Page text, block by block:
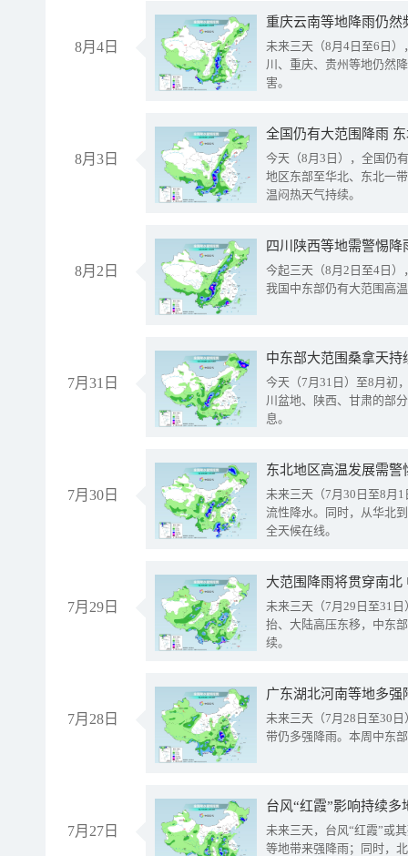
8月4日
重庆云南等地降雨仍然
未来三天（8月4日至6日
川、重庆、贵州等地仍然
害。
8月3日
全国仍有大范围降雨
今天（8月3日），全国仍
地区东部至华北、东北一
温闷热天气持续。
8月2日
今起三天（8月2日至4日
我国中东部仍有大范围高
7月31日
中东部大范围桑拿天
今天（7月31日）至8月初
川盆地、陕西、甘肃的部
息。
7月30日
东北地区高温发展需
未来三天（7月30日至8月
流性降水。同时，从华北
全天候在线。
7月29日
大范围降雨将贯穿南
未来三天（7月29日至31
抬、大陆高压东移，中东
续。
7月28日
广东湖北河南等地多
未来三天（7月28日至30
带仍多强降雨。本周中东
7月27日
台风“红霞”影响持续
未来三天，台风“红霞”或
等地带来强降雨；同时，